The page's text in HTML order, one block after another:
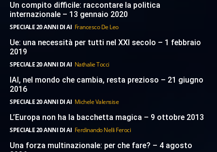
Un compito difficile: raccontare la politica
internazionale – 13 gennaio 2020
SPECIALE 20 ANNI DI AI Francesco De Leo
Ue: una necessità per tutti nel XXI secolo – 1 febbraio
2019
SPECIALE 20 ANNI DI AI Nathalie Tocci
IAI, nel mondo che cambia, resta prezioso – 21 giugno
2016
SPECIALE 20 ANNI DI AI Michele Valensise
L’Europa non ha la bacchetta magica – 9 ottobre 2013
SPECIALE 20 ANNI DI AI Ferdinando Nelli Feroci
Una forza multinazionale: per che fare? – 4 agosto